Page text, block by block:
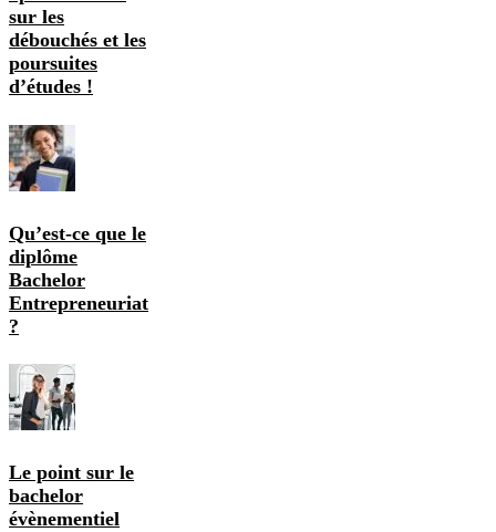
sur les
débouchés et les
poursuites
d’études !
Qu’est-ce que le
diplôme
Bachelor
Entrepreneuriat
?
Le point sur le
bachelor
évènementiel